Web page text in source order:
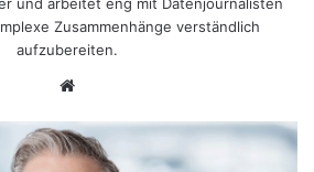
Zusammenhänge verständlich
aufzubereiten.